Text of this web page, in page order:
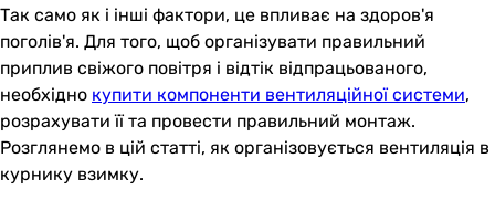
Так само як і інші фактори, це впливає на здоров'я
поголів'я. Для того, щоб організувати правильний
приплив свіжого повітря і відтік відпрацьованого,
необхідно купити компоненти вентиляційної системи,
розрахувати її та провести правильний монтаж.
Розглянемо в цій статті, як організовується вентиляція в
курнику взимку.